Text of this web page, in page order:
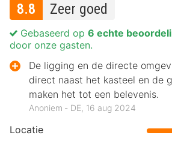
8.8 Zeer goed
Locatie
Gebaseerd op 6 echte
door onze gasten.
De ligging en de directe
direct naast het kasteel en de
maken het tot een belevenis.
Anoniem ‐ DE, 16 aug 2024